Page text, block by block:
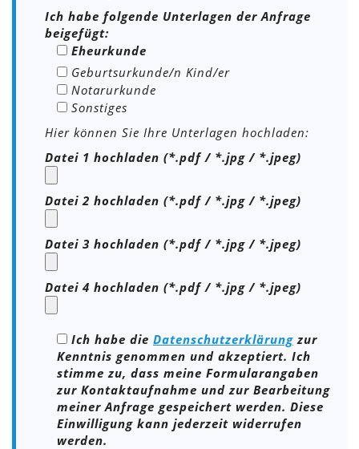
Ich habe folgende Unterlagen der Anfrage
beigefügt:
Eheurkunde
Geburtsurkunde/n Kind/er
Notarurkunde
Sonstiges
Hier können Sie Ihre Unterlagen hochladen:
Datei 1 hochladen (*.pdf / *.jpg / *.jpeg)
Datei 2 hochladen (*.pdf / *.jpg / *.jpeg)
Datei 3 hochladen (*.pdf / *.jpg / *.jpeg)
Datei 4 hochladen (*.pdf / *.jpg / *.jpeg)
Ich habe die Datenschutzerklärung zur
Kenntnis genommen und akzeptiert. Ich
stimme zu, dass meine Formularangaben
zur Kontaktaufnahme und zur Bearbeitung
meiner Anfrage gespeichert werden. Diese
Einwilligung kann jederzeit widerrufen
werden.